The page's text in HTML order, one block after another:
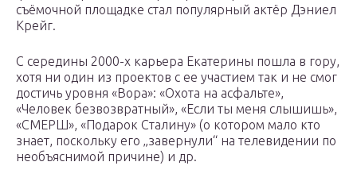
съёмочной площадке стал популярный актёр Дэниел
Крейг.
С середины 2000-х карьера Екатерины пошла в гору,
хотя ни один из проектов с ее участием так и не смог
достичь уровня «Вора»: «Охота на асфальте»,
«Человек безвозвратный», «Если ты меня слышишь»,
«СМЕРШ», «Подарок Сталину» (о котором мало кто
знает, поскольку его „завернули“ на телевидении по
необъяснимой причине) и др.